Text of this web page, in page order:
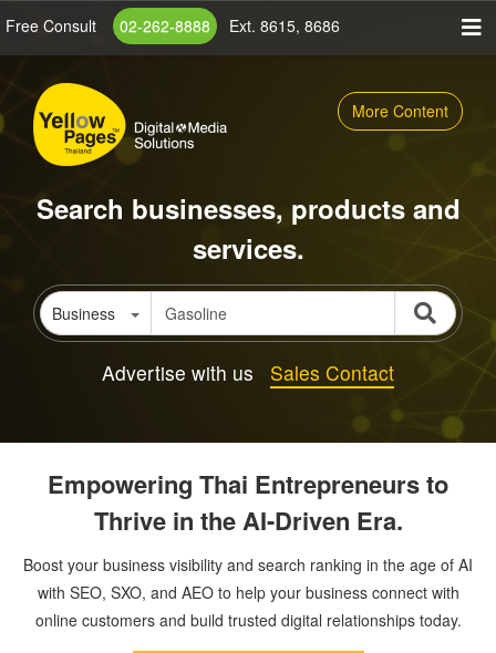
content
Free Consult 02-262-8888 Ext. 8615, 8686
More Content
Search businesses, products and
services.
Business
Advertise with us Sales Contact
Empowering Thai Entrepreneurs to
Thrive in the AI-Driven Era.
Boost your business visibility and search ranking in the age of AI
with SEO, SXO, and AEO to help your business connect with
online customers and build trusted digital relationships today.